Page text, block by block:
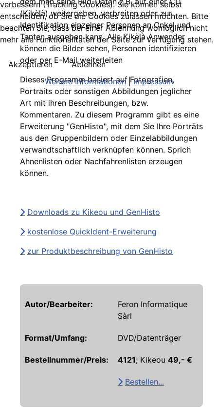
(Kikèlà) weitergeben, verbreiten oder zur
Identifikation einzelner Personen an Onkel und
Tanten ausgeben kann. Alle Kikèlà Anwender
können die Bilder sehen, Personen identifizieren
oder per E-Mail weiterleiten
Dieses Programm basiert auf Fotografien,
Portraits oder sonstigen Abbildungen jeglicher
Art mit ihren Beschreibungen, bzw.
Kommentaren. Zu diesem Programm gibt es eine
Erweiterung "GenHisto", mit dem Sie Ihre Porträts
aus den Gruppenbildern oder Einzelabbildungen
verwandtschaftlich verknüpfen können. Sprich
Ahnenlisten oder Nachfahrenlisten erzeugen
können.
Downloads zu Kikeou und GenHisto
kostenlose QuickIdent-Erweiterung
zur Produktbeschreibung von GenHisto
Autor/Bearbeiter:
Feron Informatique
Sàrl
Format/Umfang: DVD/Datenträger
Bestellnummer/Preis: 4121; Kikeou 49,- €
Bestellen...
verbessern (Tracking Cookies). Sie können selbst
entscheiden, ob Sie die Cookies zulassen möchten. Bitte
beachten Sie, dass bei einer Ablehnung womöglich nicht
mehr alle Funktionalitäten der Seite zur Verfügung stehen.
Akzeptieren
Ablehnen
Weitere Informationen|Impressum